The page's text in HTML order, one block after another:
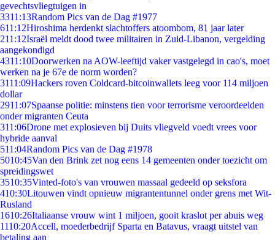
gevechtsvliegtuigen in
3311:13Random Pics van de Dag #1977
611:12Hiroshima herdenkt slachtoffers atoombom, 81 jaar later
211:12Israël meldt dood twee militairen in Zuid-Libanon, vergelding
aangekondigd
4311:10Doorwerken na AOW-leeftijd vaker vastgelegd in cao's, moet
werken na je 67e de norm worden?
3111:09Hackers roven Coldcard-bitcoinwallets leeg voor 114 miljoen
dollar
2911:07Spaanse politie: minstens tien voor terrorisme veroordeelden
onder migranten Ceuta
311:06Drone met explosieven bij Duits vliegveld voedt vrees voor
hybride aanval
511:04Random Pics van de Dag #1978
5010:45Van den Brink zet nog eens 14 gemeenten onder toezicht om
spreidingswet
3510:35Vinted-foto's van vrouwen massaal gedeeld op seksfora
410:30Litouwen vindt opnieuw migrantentunnel onder grens met Wit-
Rusland
1610:26Italiaanse vrouw wint 1 miljoen, gooit kraslot per abuis weg
1110:20Accell, moederbedrijf Sparta en Batavus, vraagt uitstel van
betaling aan